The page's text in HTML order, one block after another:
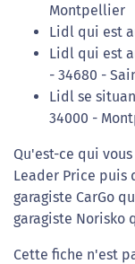
Montpellier
Lidl qui est
Lidl qui est
- 34680 -
Lidl se
34000 -
Qu'est-ce qui
Leader Price puis
garagiste CarGo
garagiste Norisko
Cette fiche n'est